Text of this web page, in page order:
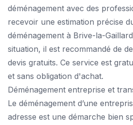
déménagement avec des
recevoir une estimation précise
déménagement à Brive-la-
situation, il est recommandé de
devis gratuits. Ce service est
et sans obligation d'achat.
Déménagement entreprise et
Le déménagement d’une
adresse est une démarche bien